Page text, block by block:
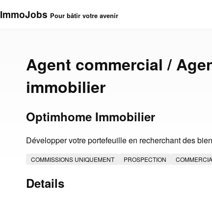
ImmoJobs Pour bâtir votre avenir
Agent commercial /
immobilier
Optimhome Immobilier
Développer votre portefeuille en recherchant des
COMMISSIONS UNIQUEMENT PROSPECTION
Details